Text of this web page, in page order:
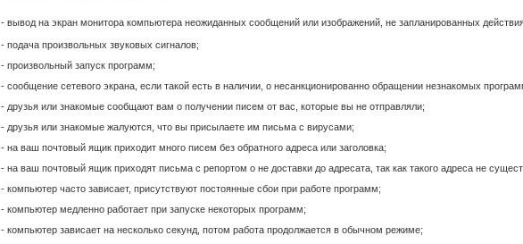
- вывод на экран монитора компьютера неожиданных сообщений или изображений, не запланированных
- подача произвольных звуковых сигналов;
- произвольный запуск программ;
- сообщение сетевого экрана, если такой есть в наличии, о несанкционированно обращении незнакомых
- друзья или знакомые сообщают вам о получении писем от вас, которые вы не отправляли;
- друзья или знакомые жалуются, что вы присылаете им письма с вирусами;
- на ваш почтовый ящик приходит много писем без обратного адреса или заголовка;
- на ваш почтовый ящик приходят письма с репортом о не доставки до адресата, так как такого адреса не
- компьютер часто зависает, присутствуют постоянные сбои при работе программ;
- компьютер медленно работает при запуске некоторых программ;
- компьютер зависает на несколько секунд, потом работа продолжается в обычном режиме;